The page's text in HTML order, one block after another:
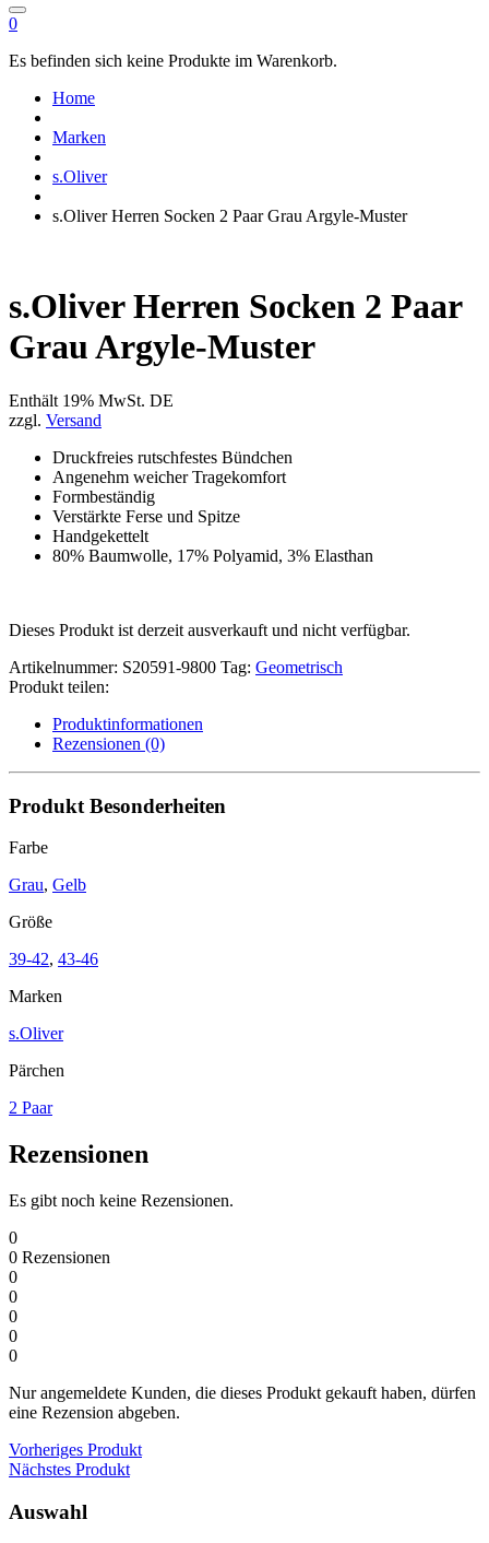
0
Es befinden sich keine Produkte im Warenkorb.
Home
Marken
s.Oliver
s.Oliver Herren Socken 2 Paar Grau Argyle-Muster
s.Oliver Herren Socken 2 Paar
Grau Argyle-Muster
Enthält 19% MwSt. DE
zzgl. Versand
Druckfreies rutschfestes Bündchen
Angenehm weicher Tragekomfort
Formbeständig
Verstärkte Ferse und Spitze
Handgekettelt
80% Baumwolle, 17% Polyamid, 3% Elasthan
Dieses Produkt ist derzeit ausverkauft und nicht verfügbar.
Artikelnummer: S20591-9800 Tag: Geometrisch
Produkt teilen:
Produktinformationen
Rezensionen (0)
Produkt Besonderheiten
Farbe
Grau, Gelb
Größe
39-42, 43-46
Marken
s.Oliver
Pärchen
2 Paar
Rezensionen
Es gibt noch keine Rezensionen.
0
0 Rezensionen
0
0
0
0
0
Nur angemeldete Kunden, die dieses Produkt gekauft haben, dürfen
eine Rezension abgeben.
Vorheriges Produkt
Nächstes Produkt
Auswahl